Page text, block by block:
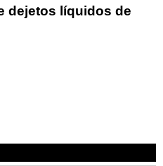
dejetos líquidos de